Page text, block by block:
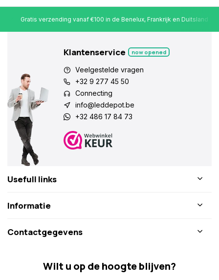
Gratis verzending vanaf €100 in de Benelux, Frankrijk en Duitsland
Klantenservice now opened
Veelgestelde vragen
+32 9 277 45 50
Connecting
info@leddepot.be
+32 486 17 84 73
Usefull links
Informatie
Contactgegevens
Wilt u op de hoogte blijven?